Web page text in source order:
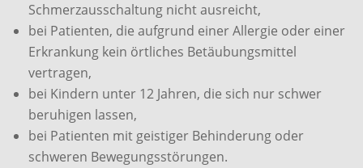
Schmerzausschaltung nicht ausreicht,
bei Patienten, die aufgrund einer Allergie oder einer
Erkrankung kein örtliches Betäubungsmittel
vertragen,
bei Kindern unter 12 Jahren, die sich nur schwer
beruhigen lassen,
bei Patienten mit geistiger Behinderung oder
schweren Bewegungsstörungen.